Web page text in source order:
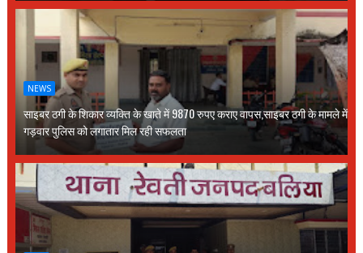
NEWS
साइबर ठगी के शिकार व्यक्ति के खाते में 9870 रुपए कराए वापस,साइबर ठगी के मामले में
गड़वार पुलिस को लगातार मिल रही सफलता